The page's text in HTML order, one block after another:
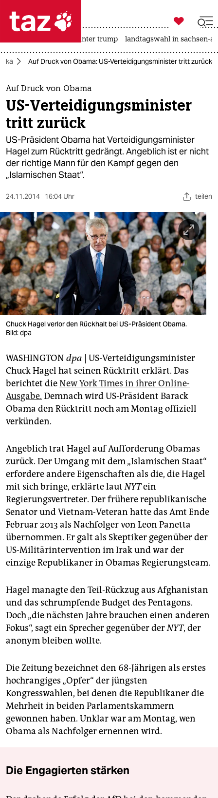
 taz zahl ich
taz zahl ich
themen
politik
öko
gesellschaft
kultur
sport
berlin
nord
wahrheit
verlag
verlag
veranstaltungen
fragen & hilfe
unterstützen
abo
genossenschaft

taz zahl ich
usa unter trump landtagswahl in sachsen-
Auf Druck von Obama: US-Verteidigungsminister tritt zurück
Auf Druck von Obama
US-Verteidigungsminister
tritt zurück
US-Präsident Obama hat Verteidigungsminister
Hagel zum Rücktritt gedrängt. Angeblich ist er nicht
der richtige Mann für den Kampf gegen den
„Islamischen Staat“.
24.11.2014 16:04 Uhr teilen
Chuck Hagel verlor den Rückhalt bei US-Präsident Obama.
Bild: dpa
WASHINGTON dpa | US-Verteidigungsminister
Chuck Hagel hat seinen Rücktritt erklärt. Das
berichtet dieNew York Times in ihrer Online-
Ausgabe. Demnach wird US-Präsident Barack
Obama den Rücktritt noch am Montag offiziell
verkünden.
Angeblich trat Hagel auf Aufforderung Obamas
zurück. Der Umgang mit dem „Islamischen Staat“
erfordere andere Eigenschaften als die, die Hagel
mit sich bringe, erklärte lautNYTein
Regierungsvertreter. Der frühere republikanische
Senator und Vietnam-Veteran hatte das Amt Ende
Februar 2013 als Nachfolger von Leon Panetta
übernommen. Er galt als Skeptiker gegenüber der
US-Militärintervention im Irak und war der
einzige Republikaner in Obamas Regierungsteam.
Hagel managte den Teil-Rückzug aus Afghanistan
und das schrumpfende Budget des Pentagons.
Doch „die nächsten Jahre brauchen einen anderen
Fokus“, sagt ein Sprecher gegenüber derNYT, der
anonym bleiben wollte.
Die Zeitung bezeichnet den 68-Jährigen als erstes
hochrangiges „Opfer“ der jüngsten
Kongresswahlen, bei denen die Republikaner die
Mehrheit in beiden Parlamentskammern
gewonnen haben. Unklar war am Montag, wen
Obama als Nachfolger ernennen wird.
Die Engagierten stärken